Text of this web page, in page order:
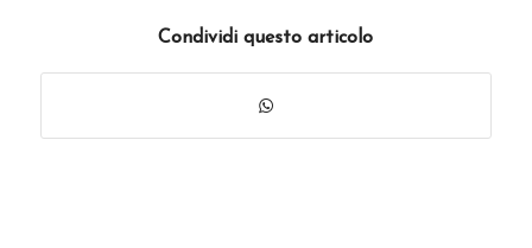
Condividi questo articolo